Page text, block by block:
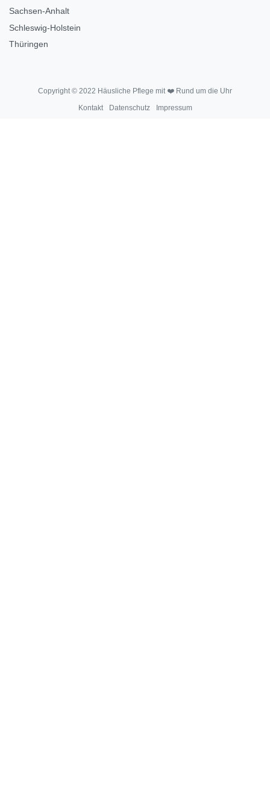
Sachsen-Anhalt
Schleswig-Holstein
Thüringen
Copyright © 2022 Häusliche Pflege mit ❤️ Rund um die Uhr
Kontakt
Datenschutz Impressum